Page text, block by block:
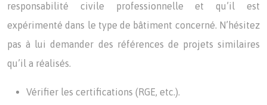
responsabilité civile professionnelle et qu’il est
expérimenté dans le type de bâtiment concerné. N’hésitez
pas à lui demander des références de projets similaires
qu’il a réalisés.
Vérifier les certifications (RGE, etc.).